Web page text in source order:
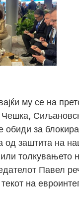
му се на
обиди за
од заштита на
или толкувањето
Павел
на